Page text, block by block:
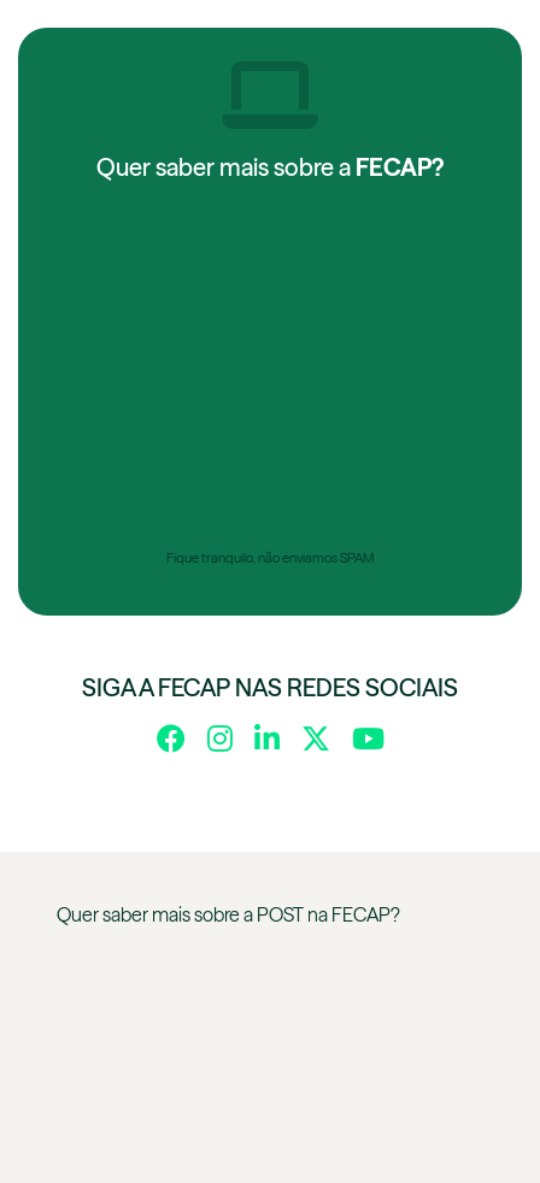
Quer saber mais sobre a FECAP?
Fique tranquilo, não enviamos SPAM
SIGA A FECAP NAS REDES SOCIAIS
Quer saber mais sobre a POST na FECAP?